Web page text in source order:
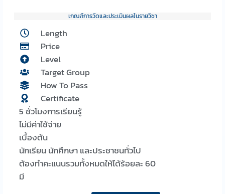
เกณฑ์การวัดและประเมินผลในรายวิชา
Length
Price
Level
Target Group
How To Pass
Certificate
5 ชั่วโมงการเรียนรู้
ไม่มีค่าใช้จ่าย
เบื้องต้น
นักเรียน นักศึกษา และประชาชนทั่วไป
ต้องทำคะแนนรวมทั้งหมดให้ได้ร้อยละ 60
มี